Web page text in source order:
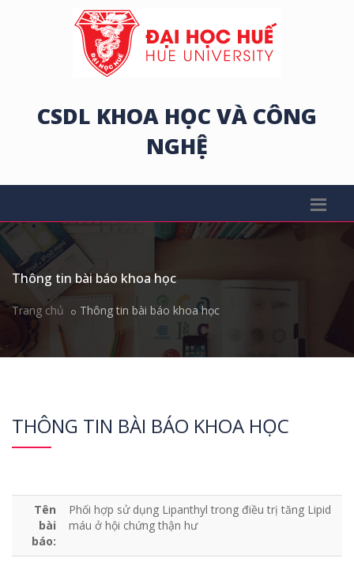
CSDL KHOA HỌC VÀ CÔNG
NGHỆ
Thông tin bài báo khoa học
Trang chủ Thông tin bài báo khoa học
THÔNG TIN BÀI BÁO KHOA HỌC
Tên
bài
báo:
Phối hợp sử dụng Lipanthyl trong điều trị tăng Lipid
máu ở hội chứng thận hư